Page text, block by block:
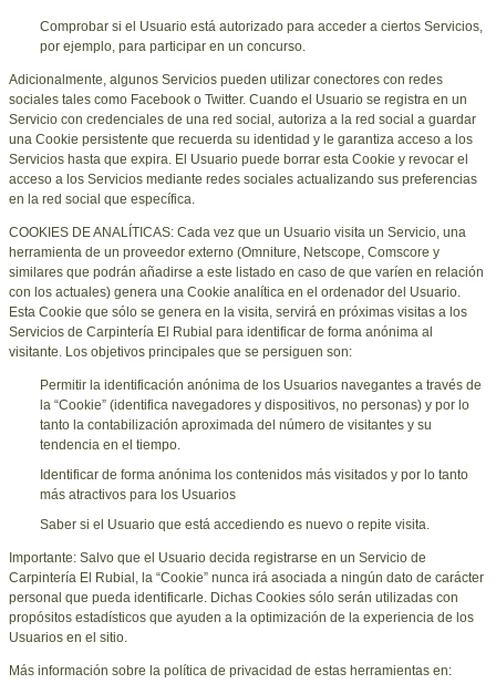
Comprobar si el Usuario está autorizado para acceder a ciertos Servicios,
por ejemplo, para participar en un concurso.
Adicionalmente, algunos Servicios pueden utilizar conectores con redes
sociales tales como Facebook o Twitter. Cuando el Usuario se registra en un
Servicio con credenciales de una red social, autoriza a la red social a guardar
una Cookie persistente que recuerda su identidad y le garantiza acceso a los
Servicios hasta que expira. El Usuario puede borrar esta Cookie y revocar el
acceso a los Servicios mediante redes sociales actualizando sus preferencias
en la red social que específica.
COOKIES DE ANALÍTICAS: Cada vez que un Usuario visita un Servicio, una
herramienta de un proveedor externo (Omniture, Netscope, Comscore y
similares que podrán añadirse a este listado en caso de que varíen en relación
con los actuales) genera una Cookie analítica en el ordenador del Usuario.
Esta Cookie que sólo se genera en la visita, servirá en próximas visitas a los
Servicios de Carpintería El Rubial para identificar de forma anónima al
visitante. Los objetivos principales que se persiguen son:
Permitir la identificación anónima de los Usuarios navegantes a través de
la “Cookie” (identifica navegadores y dispositivos, no personas) y por lo
tanto la contabilización aproximada del número de visitantes y su
tendencia en el tiempo.
Identificar de forma anónima los contenidos más visitados y por lo tanto
más atractivos para los Usuarios
Saber si el Usuario que está accediendo es nuevo o repite visita.
Importante: Salvo que el Usuario decida registrarse en un Servicio de
Carpintería El Rubial , la “Cookie” nunca irá asociada a ningún dato de carácter
personal que pueda identificarle. Dichas Cookies sólo serán utilizadas con
propósitos estadísticos que ayuden a la optimización de la experiencia de los
Usuarios en el sitio.
Más información sobre la política de privacidad de estas herramientas en: